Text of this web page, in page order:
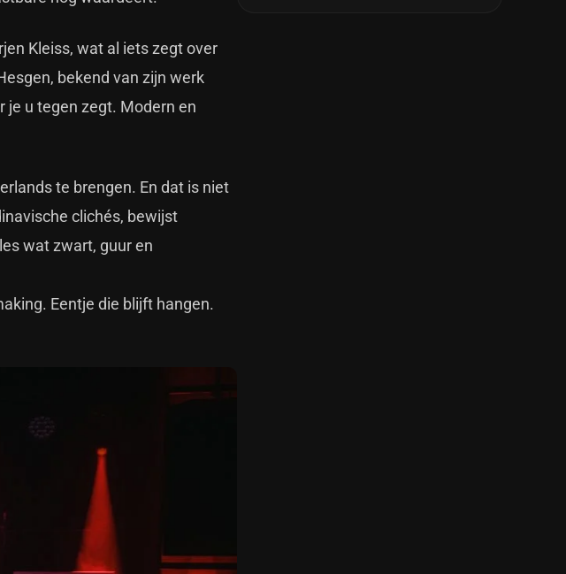
Kleiss, wat al iets zegt over
bekend van zijn werk
je u tegen zegt. Modern en
te brengen. En dat is niet
clichés, bewijst
wat zwart, guur en
Eentje die blijft hangen.